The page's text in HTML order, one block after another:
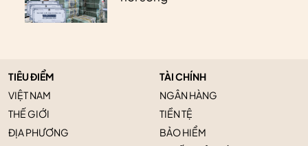
TIÊU ĐIỂM
VIỆT NAM
THẾ GIỚI
ĐỊA PHƯƠNG
TÀI CHÍNH
NGÂN HÀNG
TIỀN TỆ
BẢO HIỂM